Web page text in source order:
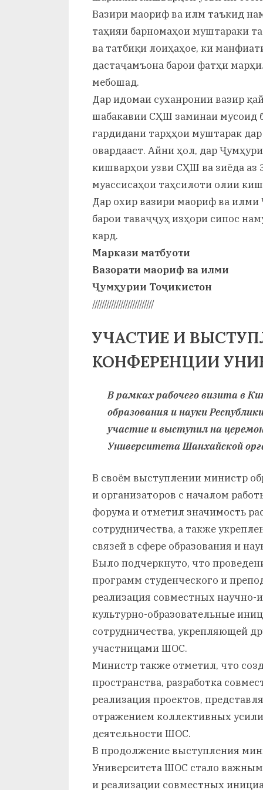
Вазири маориф ва илм таъкид
таҳияи барномаҳои муштараки
ва татбиқи лоиҳаҳое, ки
дастаҷамъона барои фатҳи
мебошад.
Дар идомаи суханронии вазир
шабакавии СҲШ заминаи мусоид
гардидани тарҳҳои муштарак
овардааст. Айни ҳол, дар
кишварҳои узви СҲШ ва зиёда аз
муассисаҳои таҳсилоти олии
Дар охир вазири маориф ва
барои таваҷҷуҳ изҳори сипос
кард.
Маркази матбуоти
Вазорати маориф ва илми
Ҷумҳурии Тоҷикистон
//////////////////////////
УЧАСТИЕ И
КОНФЕРЕНЦИИ
В рамках рабочего визита в
образования и науки
участие и выступил на
Университета Шанхайской
В своём выступлении министр
и организаторов с началом
форума и отметил значимость
сотрудничества, а также
связей в сфере образования и
Было подчеркнуто, что
программ студенческого и
реализация совместных научно-
культурно-образовательные
сотрудничества, укрепляющей
участницами ШОС.
Министр также отметил, что
пространства, разработка
реализация проектов,
отражением коллективных
деятельности ШОС.
В продолжение выступления
Университета ШОС стало
и реализации совместных